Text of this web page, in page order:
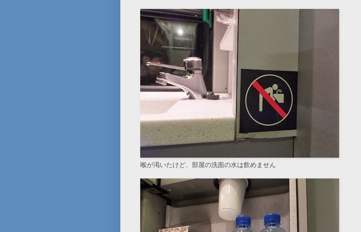
喉が渇いたけど、部屋の洗面の水は飲めません